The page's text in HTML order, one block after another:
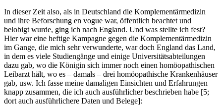
In dieser Zeit also, als in Deutschland die Komplementärmedizin
und ihre Beforschung en vogue war, öffentlich beachtet und
belobigt wurde, ging ich nach England. Und was stellte ich fest?
Hier war eine heftige Kampagne gegen die Komplementärmedizin
im Gange, die mich sehr verwunderte, war doch England das Land,
in dem es viele Studiengänge und einige Universitätsabteilungen
dazu gab, wo die Königin sich immer noch einen homöopathischen
Leibarzt hält, wo es – damals – drei homöopathische Krankenhäuser
gab, usw. Ich fasse meine damaligen Einsichten und Erfahrungen
knapp zusammen, die ich auch ausführlicher beschrieben habe [5;
dort auch ausführlichere Daten und Belege]: